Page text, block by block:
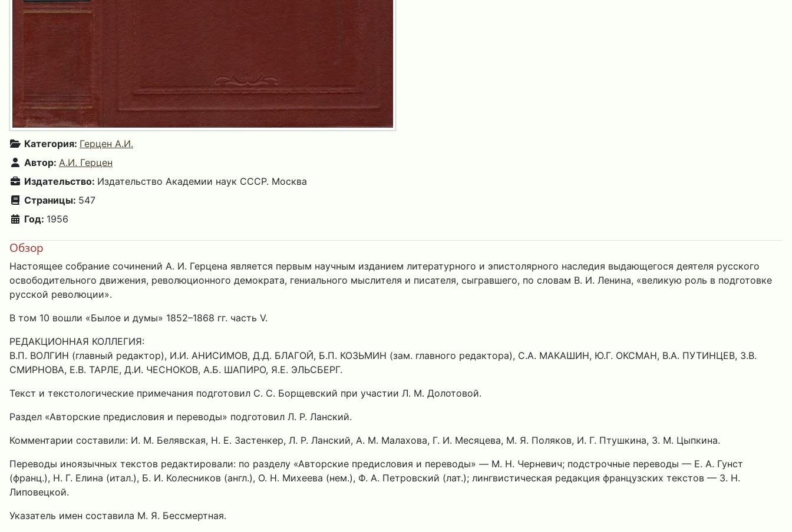
Категория: Герцен А.И.
Автор: А.И. Герцен
Издательство: Издательство Академии наук СССР. Москва
Страницы: 547
Год: 1956
Обзор
Настоящее собрание сочинений А. И. Герцена является первым научным изданием литературного и эпистолярного наследия выдающегося деятеля русского
освободительного движения, революционного демократа, гениального мыслителя и писателя, сыгравшего, по словам В. И. Ленина, «великую роль в подготовке
русской революции».
В том 10 вошли «Былое и думы» 1852–1868 гг. часть V.
РЕДАКЦИОННАЯ КОЛЛЕГИЯ:
В.П. ВОЛГИН (главный редактор), И.И. АНИСИМОВ, Д.Д. БЛАГОЙ, Б.П. КОЗЬМИН (зам. главного редактора), С.А. МАКАШИН, Ю.Г. ОКСМАН, В.А. ПУТИНЦЕВ, З.В.
СМИРНОВА, Е.В. ТАРЛЕ, Д.И. ЧЕСНОКОВ, А.Б. ШАПИРО, Я.Е. ЭЛЬСБЕРГ.
Текст и текстологические примечания подготовил С. С. Борщевский при участии Л. М. Долотовой.
Раздел «Авторские предисловия и переводы» подготовил Л. Р. Ланский.
Комментарии составили: И. М. Белявская, Н. Е. Застенкер, Л. Р. Ланский, А. М. Малахова, Г. И. Месяцева, М. Я. Поляков, И. Г. Птушкина, З. М. Цыпкина.
Переводы иноязычных текстов редактировали: по разделу «Авторские предисловия и переводы» — M. H. Черневич; подстрочные переводы — Е. А. Гунст
(франц.), Н. Г. Елина (итал.), Б. И. Колесников (англ.), О. Н. Михеева (нем.), Ф. А. Петровский (лат.); лингвистическая редакция французских текстов — З. Н.
Липовецкой.
Указатель имен составила М. Я. Бессмертная.